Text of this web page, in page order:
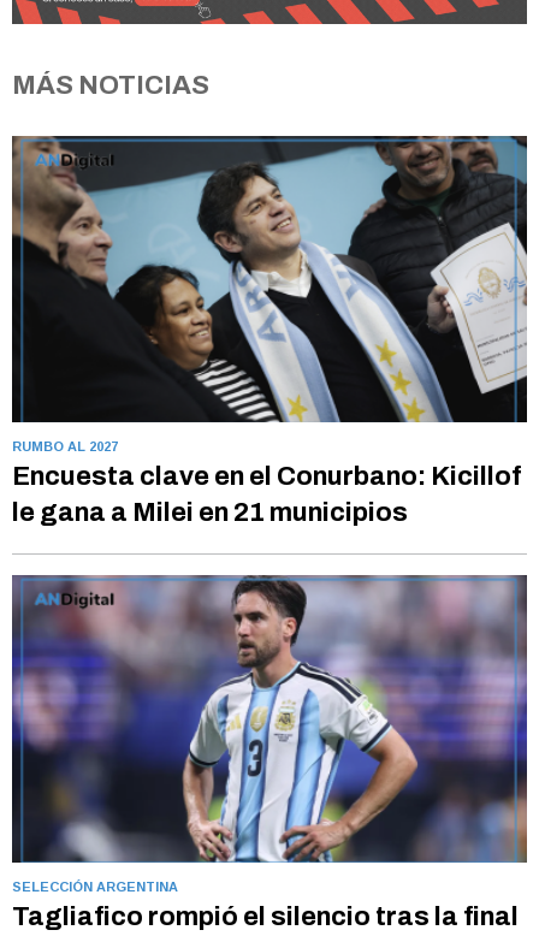
MÁS NOTICIAS
RUMBO AL 2027
Encuesta clave en el Conurbano: Kicillof
le gana a Milei en 21 municipios
SELECCIÓN ARGENTINA
Tagliafico rompió el silencio tras la final